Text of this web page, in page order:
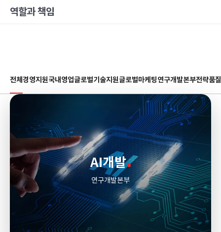
역할과 책임
전체경영지원국내영업글로벌기술지원글로벌마케팅연구개발본부전략품
AI개발
연구개발본부